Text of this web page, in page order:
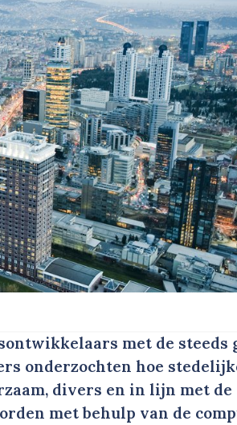
met de steeds
onderzochten hoe
divers en in lijn met de
met behulp van de